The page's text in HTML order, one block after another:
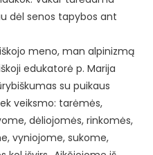
dėl senos tapybos ant
meno, man alpinizmą
edukatorė p. Marija
su puikaus
veiksmo: tarėmės,
dėliojomės, rinkomės,
vyniojome, sukome,